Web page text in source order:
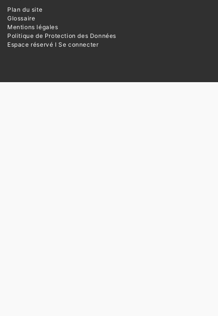
Plan du site
Glossaire
Mentions légales
Politique de Protection des Données
Espace réservé I Se connecter